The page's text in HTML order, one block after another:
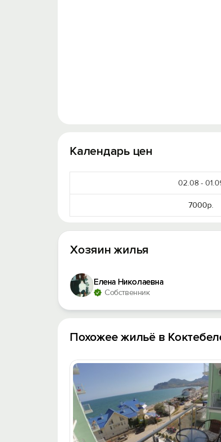
Календарь цен
02.08 -
7000р.
Хозяин жилья
Елена Николаевна
Собственник
Похожее жильё в